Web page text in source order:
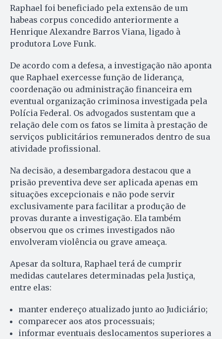
Raphael foi beneficiado pela extensão de um
habeas corpus concedido anteriormente a
Henrique Alexandre Barros Viana, ligado à
produtora Love Funk.
De acordo com a defesa, a investigação não aponta
que Raphael exercesse função de liderança,
coordenação ou administração financeira em
eventual organização criminosa investigada pela
Polícia Federal. Os advogados sustentam que a
relação dele com os fatos se limita à prestação de
serviços publicitários remunerados dentro de sua
atividade profissional.
Na decisão, a desembargadora destacou que a
prisão preventiva deve ser aplicada apenas em
situações excepcionais e não pode servir
exclusivamente para facilitar a produção de
provas durante a investigação. Ela também
observou que os crimes investigados não
envolveram violência ou grave ameaça.
Apesar da soltura, Raphael terá de cumprir
medidas cautelares determinadas pela Justiça,
entre elas:
manter endereço atualizado junto ao Judiciário;
comparecer aos atos processuais;
informar eventuais deslocamentos superiores a